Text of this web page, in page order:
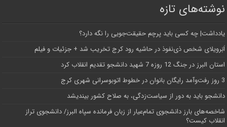
نوشته‌های تازه
یادداشت| ‌چه کسی باید پرچم حقیقت‌جویی را نگه دارد؟
اَبَر‌ویلای شخص ذی‌نفوذ در حاشیه‌ رود کرج تخریب شد + جزئیات و فیلم
استان البرز در جنگ 12 روزه 7 شهید دانشجو تقدیم انقلاب کرد
3 روز رفت‌وآمد رایگان بانوان در خطوط اتوبوسرانی شهری کرج
دانشجو باید به دور از سیاست‌زدگی، به صلاح کشور بیندیشد
شاخصه‌های بارز دانشجوی تمام‌عیار از زبان فرمانده سپاه البرز/ دانشجوی تراز
انقلاب کیست؟